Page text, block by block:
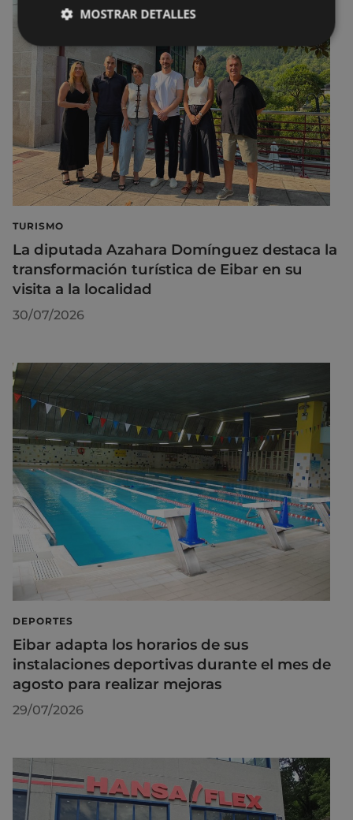
TURISMO
La diputada Azahara Domínguez destaca la
transformación turística de Eibar en su
visita a la localidad
30/07/2026
DEPORTES
Eibar adapta los horarios de sus
instalaciones deportivas durante el mes de
agosto para realizar mejoras
29/07/2026
MOSTRAR DETALLES